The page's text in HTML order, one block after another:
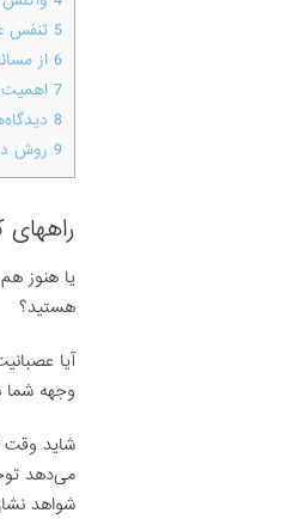
5 تنفس
6 از
7
8
9 روش
یا هنوز
هستید؟
آیا
وجهه شما
شاید وقت
می‌دهد
شواهد